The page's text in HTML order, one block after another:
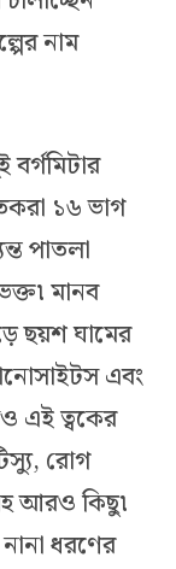
নাম
১৬ ভাগ
পাতলা
মানব
ছয়শ ঘামের
এবং
এই ত্বকের
রোগ
আরও কিছু৷
ধরণের